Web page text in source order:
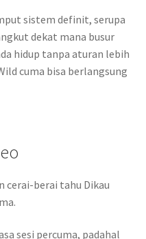
sistem definit, serupa
dekat mana busur
hidup tanpa aturan lebih
cuma bisa berlangsung
cerai-berai tahu Dikau
sesi percuma, padahal